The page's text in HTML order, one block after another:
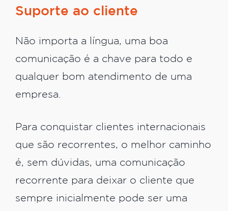
Suporte ao cliente
Não importa a língua, uma boa
comunicação é a chave para todo e
qualquer bom atendimento de uma
empresa.
Para conquistar clientes internacionais
que são recorrentes, o melhor caminho
é, sem dúvidas, uma comunicação
recorrente para deixar o cliente que
sempre inicialmente pode ser uma